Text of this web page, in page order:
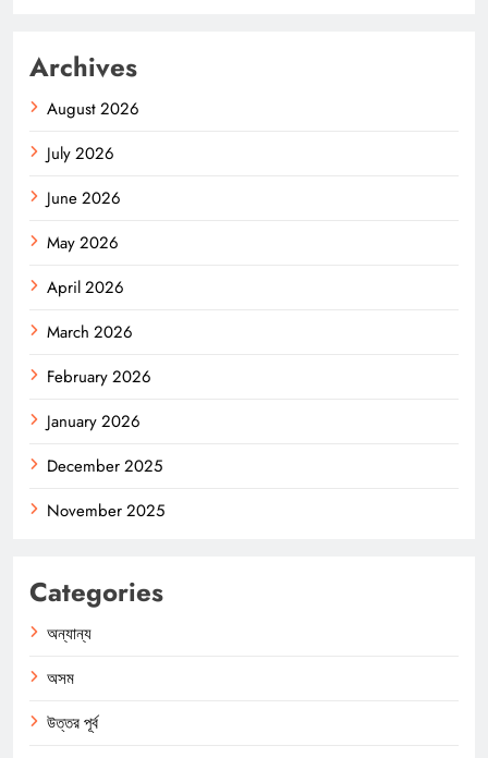
Archives
August 2026
July 2026
June 2026
May 2026
April 2026
March 2026
February 2026
January 2026
December 2025
November 2025
Categories
অন্যান্য
অসম
উত্তর পূর্ব